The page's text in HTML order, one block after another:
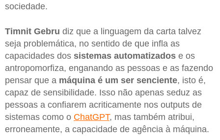
sociedade.
Timnit Gebru diz que a linguagem da carta talvez
seja problemática, no sentido de que infla as
capacidades dos sistemas automatizados e os
antropomorfiza, enganando as pessoas e as fazendo
pensar que a máquina é um ser senciente, isto é,
capaz de sensibilidade. Isso não apenas seduz as
pessoas a confiarem acriticamente nos outputs de
sistemas como o ChatGPT, mas também atribui,
erroneamente, a capacidade de agência à máquina.